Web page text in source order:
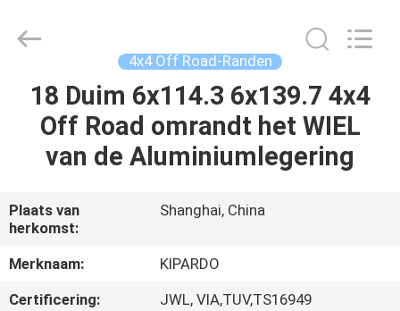
HUIS
PRODUCTEN
ONGEVEER
ONS
FABRIEKSREIS
Co.,Ltd.
4x4 Off Road-Randen
18 Duim 6x114.3 6x139.7 4x4
Off Road omrandt het WIEL
van de Aluminiumlegering
Plaats van
herkomst:
Shanghai, China
Merknaam:
KIPARDO
Certificering:
JWL, VIA,TUV,TS16949